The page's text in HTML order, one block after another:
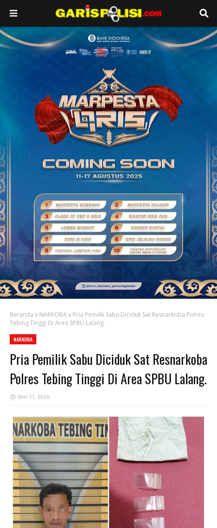
Beranda NARKOBA
Pria Pemilik Sabu Diciduk Sat Resnarkoba Polres
Tebing Tinggi Di Area SPBU Lalang.
NARKOBA
Pria Pemilik Sabu Diciduk Sat Resnarkoba
Polres Tebing Tinggi Di Area SPBU Lalang.
Mei 11, 2026